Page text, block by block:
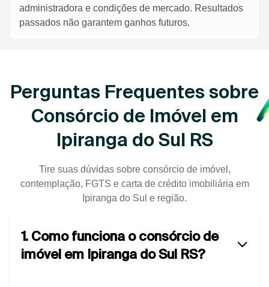
administradora e condições de mercado. Resultados
passados não garantem ganhos futuros.
Perguntas Frequentes sobre
Consórcio de Imóvel em
Ipiranga do Sul RS
Tire suas dúvidas sobre consórcio de imóvel,
contemplação, FGTS e carta de crédito imobiliária em
Ipiranga do Sul e região.
1. Como funciona o consórcio de
imóvel em Ipiranga do Sul RS?